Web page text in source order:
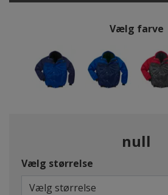
Vælg farve
null
Vælg størrelse
Vælg størrelse